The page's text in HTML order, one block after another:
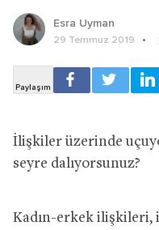
Esra Uyman
29 Temmuz 2019
İlişkiler üzerinde
seyre dalıyorsunuz?
Kadın-erkek